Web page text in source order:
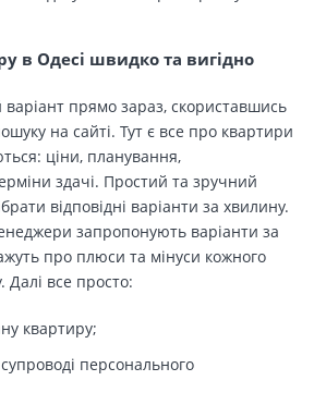
в Одесі швидко та вигідно
прямо зараз, скориставшись
на сайті. Тут є все про квартири
ціни, планування,
здачі. Простий та зручний
відповідні варіанти за хвилину.
запропонують варіанти за
про плюси та мінуси кожного
Далі все просто:
квартиру;
персонального